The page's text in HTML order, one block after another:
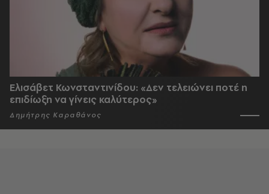
Ελισάβετ Κωνσταντινίδου: «Δεν τελειώνει ποτέ η
επιδίωξη να γίνεις καλύτερος»
Δημήτρης Καραθάνος